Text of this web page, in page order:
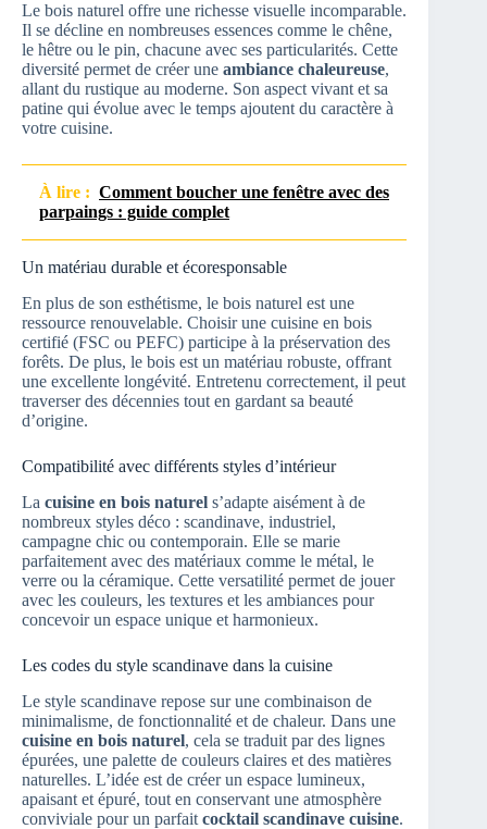
Le bois naturel offre une richesse visuelle incomparable.
Il se décline en nombreuses essences comme le chêne,
le hêtre ou le pin, chacune avec ses particularités. Cette
diversité permet de créer une ambiance chaleureuse,
allant du rustique au moderne. Son aspect vivant et sa
patine qui évolue avec le temps ajoutent du caractère à
votre cuisine.
À lire : Comment boucher une fenêtre avec des
parpaings : guide complet
Un matériau durable et écoresponsable
En plus de son esthétisme, le bois naturel est une
ressource renouvelable. Choisir une cuisine en bois
certifié (FSC ou PEFC) participe à la préservation des
forêts. De plus, le bois est un matériau robuste, offrant
une excellente longévité. Entretenu correctement, il peut
traverser des décennies tout en gardant sa beauté
d’origine.
Compatibilité avec différents styles d’intérieur
La cuisine en bois naturel s’adapte aisément à de
nombreux styles déco : scandinave, industriel,
campagne chic ou contemporain. Elle se marie
parfaitement avec des matériaux comme le métal, le
verre ou la céramique. Cette versatilité permet de jouer
avec les couleurs, les textures et les ambiances pour
concevoir un espace unique et harmonieux.
Les codes du style scandinave dans la cuisine
Le style scandinave repose sur une combinaison de
minimalisme, de fonctionnalité et de chaleur. Dans une
cuisine en bois naturel, cela se traduit par des lignes
épurées, une palette de couleurs claires et des matières
naturelles. L’idée est de créer un espace lumineux,
apaisant et épuré, tout en conservant une atmosphère
conviviale pour un parfait cocktail scandinave cuisine.